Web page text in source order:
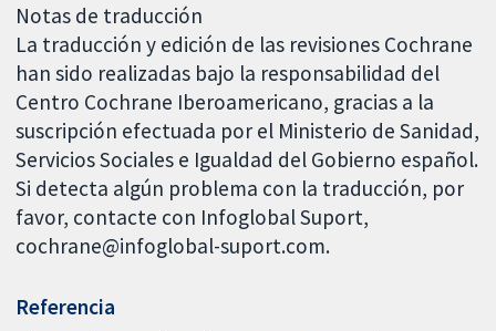
Notas de traducción
La traducción y edición de las revisiones Cochrane
han sido realizadas bajo la responsabilidad del
Centro Cochrane Iberoamericano, gracias a la
suscripción efectuada por el Ministerio de Sanidad,
Servicios Sociales e Igualdad del Gobierno español.
Si detecta algún problema con la traducción, por
favor, contacte con Infoglobal Suport,
cochrane@infoglobal-suport.com.
Referencia